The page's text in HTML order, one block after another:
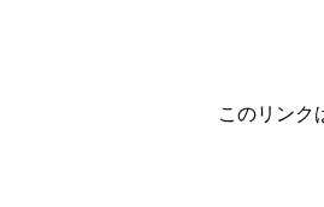
このリンク